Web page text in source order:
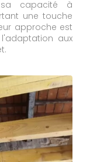
capacité à
une touche
approche est
aux